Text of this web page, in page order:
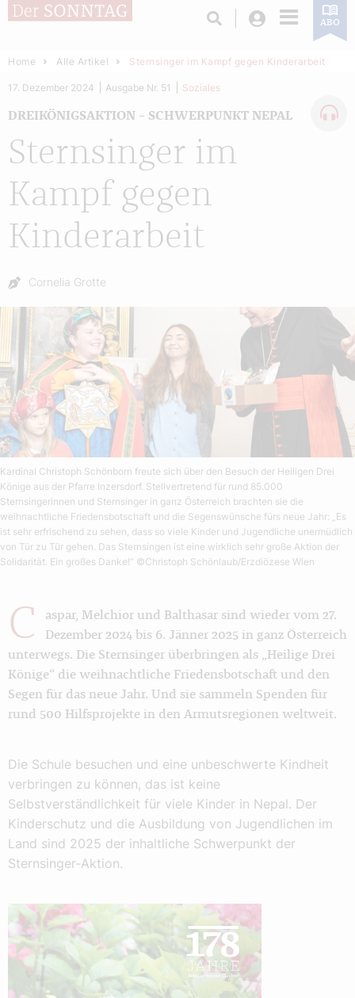
Login ABO
Home Alle Artikel Sternsinger im Kampf gegen Kinderarbeit
Sternsinger im
Kampf gegen
Kinderarbeit
DREIKÖNIGSAKTION – SCHWERPUNKT NEPAL
17. Dezember 2024 Ausgabe Nr. 51 Soziales
Autor:
Cornelia Grotte
Kardinal Christoph Schönborn freute sich über den Besuch der Heiligen Drei
Könige aus der Pfarre Inzersdorf. Stellvertretend für rund 85.000
Sternsingerinnen und Sternsinger in ganz Österreich brachten sie die
weihnachtliche Friedensbotschaft und die Segenswünsche fürs neue Jahr: „Es
ist sehr erfrischend zu sehen, dass so viele Kinder und Jugendliche unermüdlich
von Tür zu Tür gehen. Das Sternsingen ist eine wirklich sehr große Aktion der
Solidarität. Ein großes Danke!“ ©Christoph Schönlaub/Erzdiözese Wien
C
aspar, Melchior und Balthasar sind wieder vom 27.
Dezember 2024 bis 6. Jänner 2025 in ganz Österreich
unterwegs. Die Sternsinger überbringen als „Heilige Drei
Könige“ die weihnachtliche Friedensbotschaft und den
Segen für das neue Jahr. Und sie sammeln Spenden für
rund 500 Hilfsprojekte in den Armutsregionen weltweit.
Die Schule besuchen und eine unbeschwerte Kindheit
verbringen zu können, das ist keine
Selbstverständlichkeit für viele Kinder in Nepal. Der
Kinderschutz und die Ausbildung von Jugendlichen im
Land sind 2025 der inhaltliche Schwerpunkt der
Sternsinger-Aktion.